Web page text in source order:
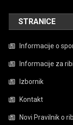
STRANICE
Informacije o
Informacije za
Izbornik
Kontakt
Novi Pravilnik o